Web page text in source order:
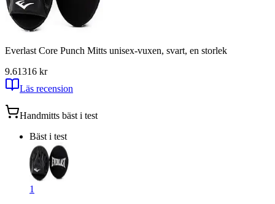
Everlast Core Punch Mitts unisex-vuxen, svart, en storlek
9.61316 kr
Läs recension
Handmitts bäst i test
Bäst i test
1